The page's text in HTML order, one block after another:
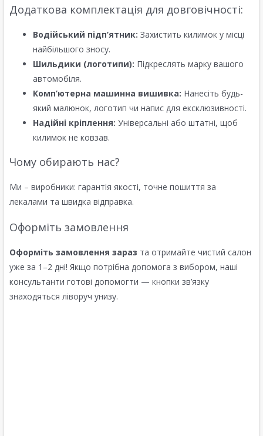
Додаткова комплектація для довговічності:
Водійський підп’ятник: Захистить килимок у місці
найбільшого зносу.
Шильдики (логотипи): Підкреслять марку вашого
автомобіля.
Комп’ютерна машинна вишивка: Нанесіть будь-
який малюнок, логотип чи напис для ексклюзивності.
Надійні кріплення: Універсальні або штатні, щоб
килимок не ковзав.
Чому обирають нас?
Ми – виробники: гарантія якості, точне пошиття за
лекалами та швидка відправка.
Оформіть замовлення
Оформіть замовлення зараз та отримайте чистий салон
уже за 1–2 дні! Якщо потрібна допомога з вибором, наші
консультанти готові допомогти — кнопки зв’язку
знаходяться ліворуч унизу.